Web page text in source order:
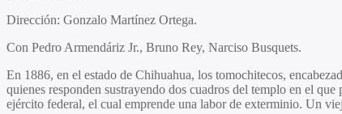
Dirección: Gonzalo Martínez Ortega.
Con Pedro Armendáriz Jr., Bruno Rey, Narciso Busquets.
En 1886, en el estado de Chihuahua, los tomochitecos,
quienes responden sustrayendo dos cuadros del templo en el
ejército federal, el cual emprende una labor de exterminio. Un